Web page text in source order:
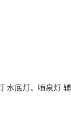
水底灯、喷泉灯